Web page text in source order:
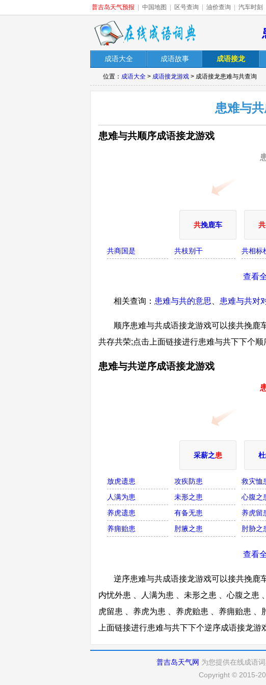
普吉岛天气预报 中国地图 区号查询 油价查询 汽车时刻
成语大全 成语故事 成语接龙
位置： 成语大全 > 成语接龙游戏 > 成语接龙患难与共查询
患难与
患难与共顺序成语接龙游戏
共挽鹿车 共
共商国是 共枝别干 共相标
查看
相关查询： 患难与共的意思 患难与共对
顺序患难与共成语接龙游戏可以接共挽鹿
共存共荣;点击上面链接进行患难与共下下个
患难与共逆序成语接龙游戏
采薪之患
放虎遗患 攻疾防患 救灾恤
人满为患
未形之患 心腹之
养虎遗患
有备无患 养虎留
养痈贻患
肘腋之患 肘胁之
查看
逆序患难与共成语接龙游戏可以接共挽鹿
内忧外患 、人满为患 、未形之患 、心腹之患
虎留患 、养虎为患 、养虎贻患 、养痈贻患
上面链接进行患难与共下下个逆序成语接龙游
普吉岛天气网 为您提供在线成语
Copyright © 2015-